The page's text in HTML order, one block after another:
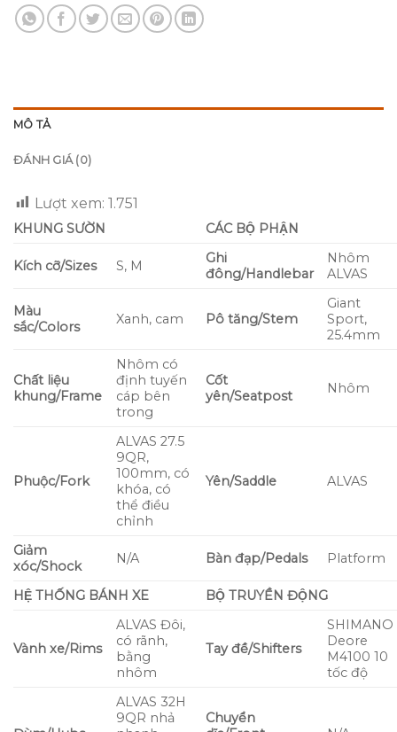
MÔ TẢ
ĐÁNH GIÁ (0)
Lượt xem: 1.751
KHUNG SƯỜN CÁC BỘ PHẬN
Kích cỡ/Sizes S, M
Ghi
đông/Handlebar
Nhôm
ALVAS
Màu
sắc/Colors
Xanh, cam Pô tăng/Stem
Giant
Sport,
25.4mm
Chất liệu
khung/Frame
Nhôm có
định tuyến
cáp bên
trong
Cốt
yên/Seatpost
Nhôm
Phuộc/Fork
ALVAS 27.5
9QR,
100mm, có
khóa, có
thể điều
chỉnh
Yên/Saddle ALVAS
Giảm
xóc/Shock
N/A Bàn đạp/Pedals Platform
HỆ THỐNG BÁNH XE BỘ TRUYỀN ĐỘNG
Vành xe/Rims
ALVAS Đôi,
có rãnh,
bằng
nhôm
Tay đề/Shifters
SHIMANO
Deore
M4100 10
tốc độ
ALVAS 32H
9QR nhả
Chuyển